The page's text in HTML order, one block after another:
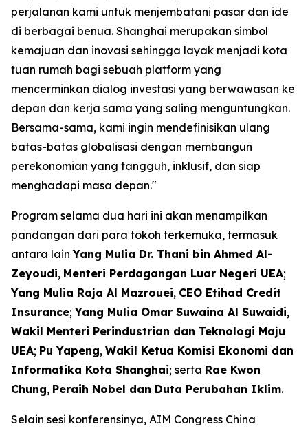
perjalanan kami untuk menjembatani pasar dan ide
di berbagai benua. Shanghai merupakan simbol
kemajuan dan inovasi sehingga layak menjadi kota
tuan rumah bagi sebuah platform yang
mencerminkan dialog investasi yang berwawasan ke
depan dan kerja sama yang saling menguntungkan.
Bersama-sama, kami ingin mendefinisikan ulang
batas-batas globalisasi dengan membangun
perekonomian yang tangguh, inklusif, dan siap
menghadapi masa depan."
Program selama dua hari ini akan menampilkan
pandangan dari para tokoh terkemuka, termasuk
antara lainYang Mulia Dr. Thani bin Ahmed Al-
Zeyoudi, Menteri Perdagangan Luar Negeri UEA;
Yang Mulia Raja Al Mazrouei, CEO Etihad Credit
Insurance;Yang Mulia Omar Suwaina Al Suwaidi,
Wakil Menteri Perindustrian dan Teknologi Maju
UEA; Pu Yapeng, Wakil Ketua Komisi Ekonomi dan
Informatika Kota Shanghai; serta Rae Kwon
Chung, Peraih Nobel dan Duta Perubahan Iklim.
Selain sesi konferensinya, AIM Congress China